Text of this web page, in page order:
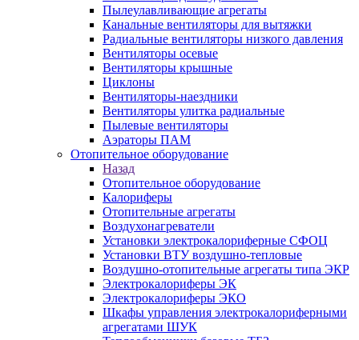
Пылеулавливающие агрегаты
Канальные вентиляторы для вытяжки
Радиальные вентиляторы низкого давления
Вентиляторы осевые
Вентиляторы крышные
Циклоны
Вентиляторы-наездники
Вентиляторы улитка радиальные
Пылевые вентиляторы
Аэраторы ПАМ
Отопительное оборудование
Назад
Отопительное оборудование
Калориферы
Отопительные агрегаты
Воздухонагреватели
Установки электрокалориферные СФОЦ
Установки ВТУ воздушно-тепловые
Воздушно-отопительные агрегаты типа ЭКР
Электрокалориферы ЭК
Электрокалориферы ЭКО
Шкафы управления электрокалориферными
агрегатами ШУК